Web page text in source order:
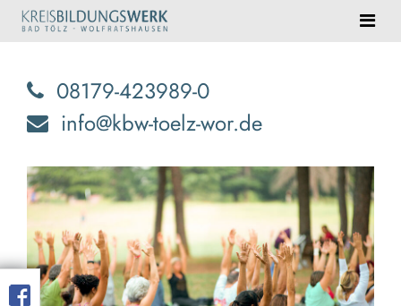
08179-423989-0
info@kbw-toelz-wor.de